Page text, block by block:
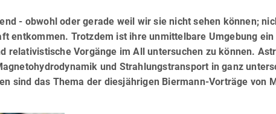
- obwohl oder gerade weil wir sie nicht sehen können;
entkommen. Trotzdem ist ihre unmittelbare Umgebung
relativistische Vorgänge im All untersuchen zu können.
und Strahlungstransport in ganz
sind das Thema der diesjährigen Biermann-Vorträge von